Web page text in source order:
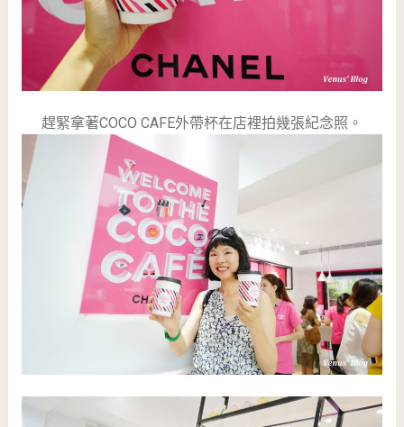
趕緊拿著COCO CAFE外帶杯在店裡拍幾張紀念照。